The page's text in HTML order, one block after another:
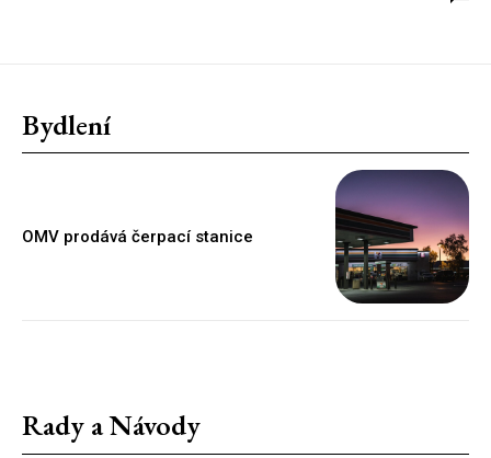
Bydlení
OMV prodává čerpací stanice
Rady a Návody